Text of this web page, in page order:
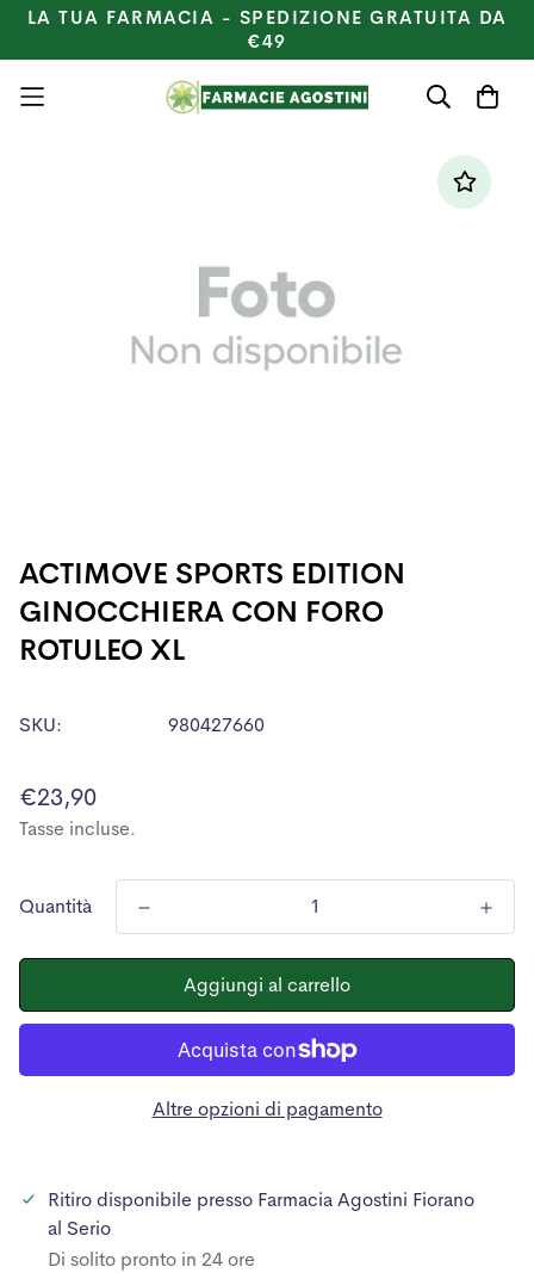
LA TUA FARMACIA - SPEDIZIONE GRATUITA DA
€49
ACTIMOVE SPORTS EDITION
GINOCCHIERA CON FORO
ROTULEO XL
SKU: 980427660
Prezzo
normale
€23,90
Tasse incluse.
Quantità
Aggiungi al carrello
Altre opzioni di pagamento
Ritiro disponibile presso Farmacia Agostini Fiorano
al Serio
Di solito pronto in 24 ore